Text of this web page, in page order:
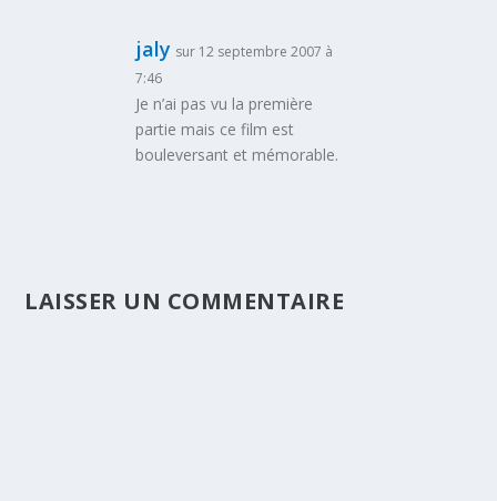
jaly sur 12 septembre 2007 à
7:46
Je n’ai pas vu la première
partie mais ce film est
bouleversant et mémorable.
LAISSER UN COMMENTAIRE